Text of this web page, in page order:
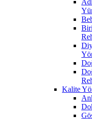
Kalite